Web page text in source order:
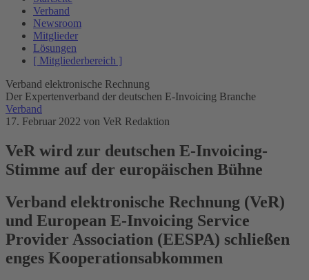
Verband
Newsroom
Mitglieder
Lösungen
[ Mitgliederbereich ]
Verband elektronische Rechnung
Der Expertenverband der deutschen E-Invoicing Branche
Verband
17. Februar 2022 von VeR Redaktion
VeR wird zur deutschen E-Invoicing-
Stimme auf der europäischen Bühne
Verband elektronische Rechnung (VeR)
und European E-Invoicing Service
Provider Association (EESPA) schließen
enges Kooperationsabkommen